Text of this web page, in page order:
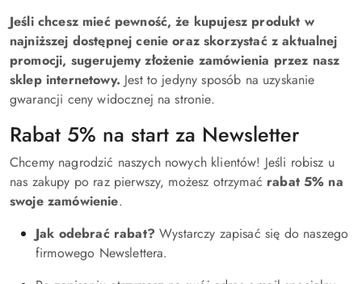
Jeśli chcesz mieć pewność, że kupujesz produkt w
najniższej dostępnej cenie oraz skorzystać z aktualnej
promocji, sugerujemy złożenie zamówienia przez nasz
sklep internetowy. Jest to jedyny sposób na uzyskanie
gwarancji ceny widocznej na stronie.
Rabat 5% na start za Newsletter
Chcemy nagrodzić naszych nowych klientów! Jeśli robisz u
nas zakupy po raz pierwszy, możesz otrzymać rabat 5% na
swoje zamówienie.
Jak odebrać rabat? Wystarczy zapisać się do naszego
firmowego Newslettera.